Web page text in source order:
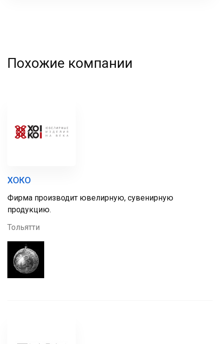
Похожие компании
ХОКО
Фирма производит ювелирную, сувенирную
продукцию.
Тольятти